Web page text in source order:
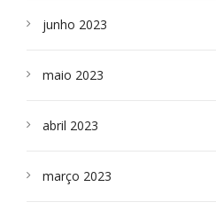
junho 2023
maio 2023
abril 2023
março 2023